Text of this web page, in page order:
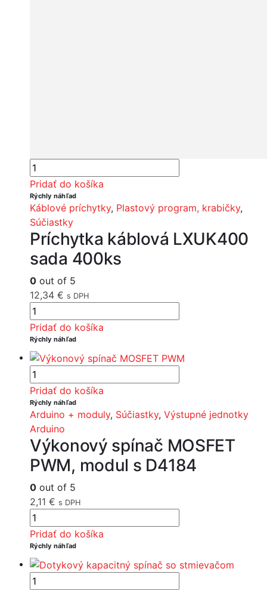
Pridať do košíka
Rýchly náhľad
Káblové príchytky, Plastový program, krabičky,
Súčiastky
Príchytka káblová LXUK400
sada 400ks
0 out of 5
12,34 € s DPH
Pridať do košíka
Rýchly náhľad
Pridať do košíka
Rýchly náhľad
Arduino + moduly, Súčiastky, Výstupné jednotky
Arduino
Výkonový spínač MOSFET
PWM, modul s D4184
0 out of 5
2,11 € s DPH
Pridať do košíka
Rýchly náhľad